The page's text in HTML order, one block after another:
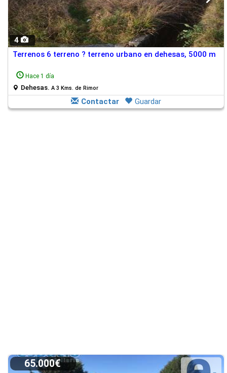
4
Terrenos 6 terreno ? terreno urbano en dehesas, 5000 m
Hace 1 día
Dehesas. A 3 Kms. de Rimor
Contactar Guardar
65.000€